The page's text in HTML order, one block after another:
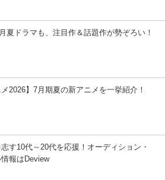
夏ドラマも、注目作＆話題作が勢ぞろい！
メ2026】7月期夏の新アニメを一挙紹介！
す10代～20代を応援！オーディション・
報はDeview